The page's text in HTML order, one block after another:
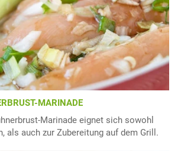
MARINADE
Marinade eignet sich sowohl
als auch zur Zubereitung auf dem Grill.